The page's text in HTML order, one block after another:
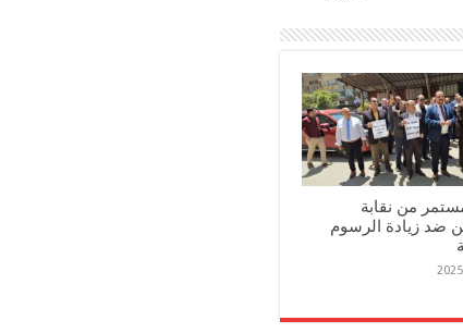
من نقابة
ضد زيادة الرسوم